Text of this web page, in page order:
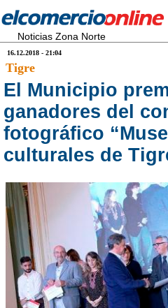
Noticias Zona Norte
16.12.2018 - 21:04
Tigre
El Municipio
ganadores del
fotográfico
culturales de